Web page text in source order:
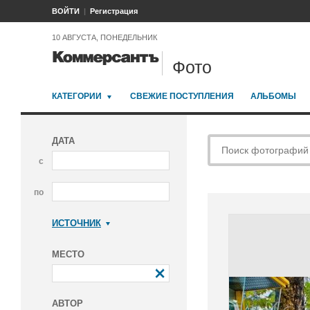
ВОЙТИ Регистрация
10 АВГУСТА, ПОНЕДЕЛЬНИК
Фото
КАТЕГОРИИ СВЕЖИЕ ПОСТУПЛЕНИЯ АЛЬБОМЫ
ДАТА
с
по
ИСТОЧНИК
МЕСТО
АВТОР